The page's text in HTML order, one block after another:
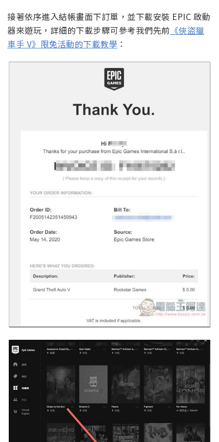
接著依序進入結帳畫面下訂單，並下載安裝 EPIC 啟動
器來遊玩，詳細的下載步驟可參考我們先前 《俠盜獵
車手 V》限免活動的下載教學 ：